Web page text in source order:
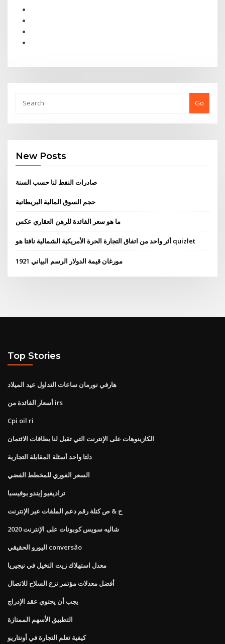
Go
New Posts
صادرات النفط لنا حسب السنة
حجم السوق المالية البريطانية
ما هو سعر الفائدة للرهن العقاري عكس
أثر واحد من اتفاق التجارة الحرة الأمريكية الشمالية نافتا هو quizlet
1921 مورغان قيمة الدولار الرسم البياني
Top Stories
هارفي نورمان ساعات التداول عيد الميلاد
أسعار الفائدة من irs
Cpi oil ri
الكازينوهات على الإنترنت التي تقبل لنا بطاقات الائتمان
دلتا واحد أسئلة المقابلة التجارية
السعر الفوري للمخطط الفضي
تراديفيو إيندو بوفيسبا
ح & ص كتلة رقم دعم الملفات عبر الإنترنت
شاليه سويس كوبونات على الإنترنت 2020
اليورو الحقيقي conversão
معدل استهلاك زيت النخيل في نيجيريا
أفضل معدلات مؤتمر نزع السلاح للاتصال
يجب أن يحتوي عقد الإدراج
التطبيق الأسهم الممتازة
كيفية تعلم التجارة في أونتاريو